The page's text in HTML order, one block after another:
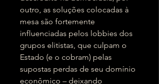
outro, as soluções colocadas à
mesa são fortemente
influenciadas pelos lobbies dos
grupos elitistas, que culpam o
Estado (e o cobram) pelas
supostas perdas de seu domínio
econômico – deixando